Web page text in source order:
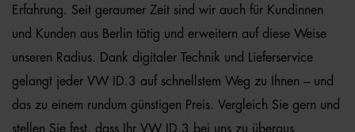
Erfahrung. Seit geraumer Zeit sind wir auch für Kundinnen
und Kunden aus Berlin tätig und erweitern auf diese Weise
unseren Radius. Dank digitaler Technik und Lieferservice
gelangt jeder VW ID.3 auf schnellstem Weg zu Ihnen – und
das zu einem rundum günstigen Preis. Vergleich Sie gern und
stellen Sie fest, dass Ihr VW ID.3 bei uns zu überaus